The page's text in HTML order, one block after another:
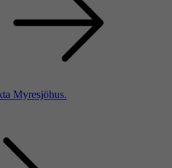
Myresjöhus.